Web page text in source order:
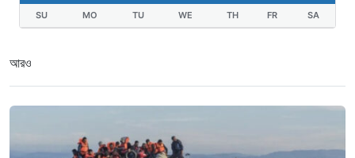
SU MO TU WE TH FR SA
আরও